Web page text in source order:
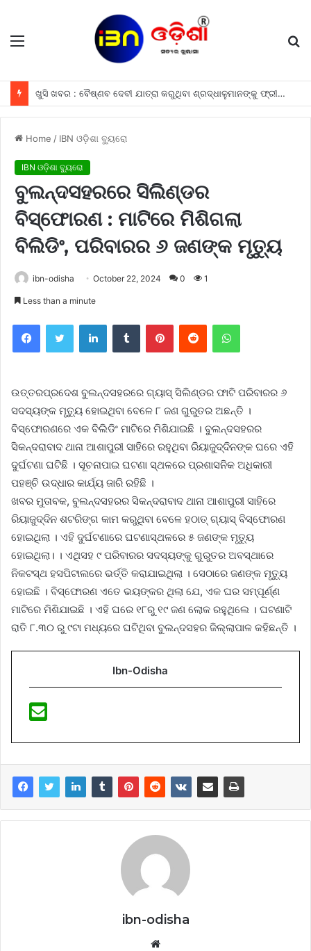
Menu
ଖୁସି ଖବର : ବୈଷ୍ଣବ ଦେବୀ ଯାତ୍ରା କରୁଥିବା ଶ୍ରଦ୍ଧାଳୁମାନଙ୍କୁ ଫ୍ରୀରେ ମିଳିବ ଏହି ସବୁ ଖାସ ସୁବିଧା ଗୁଡିକ
Home / IBN ଓଡ଼ିଶା ବ୍ୟୁରୋ
IBN ଓଡ଼ିଶା ବ୍ୟୁରୋ
ବୁଲନ୍ଦସହରରେ ସିଲିଣ୍ଡର
ବିସ୍ଫୋରଣ : ମାଟିରେ ମିଶିଗଲା
ବିଲିଡିଂ, ପରିବାରର ୬ ଜଣଙ୍କ ମୃତ୍ୟୁ
ibn-odisha October 22, 2024 0 1
Less than a minute
FacebookTwitter LinkedInTumblr PinterestReddit WhatsApp
ଉତ୍ତରପ୍ରଦେଶ ବୁଲନ୍ଦସହରରେ ଗ୍ୟାସ୍ ସିଲିଣ୍ଡର ଫାଟି ପରିବାରର ୬
ସଦସ୍ୟଙ୍କ ମୃତ୍ୟୁ ହୋଇଥିବା ବେଳେ ୮ ଜଣ ଗୁରୁତର ଅଛନ୍ତି ।
ବିସ୍ଫୋରଣରେ ଏକ ବିଲିଡିଂ ମାଟିରେ ମିଶିଯାଇଛି । ବୁଲନ୍ଦସହରର
ସିକନ୍ଦରାବାଦ ଥାନା ଆଶାପୁରୀ ସାହିରେ ରହୁଥିବା ରିୟାଜୁଦ୍ଦିନଙ୍କ ଘରେ ଏହି
ଦୁର୍ଘଟଣା ଘଟିଛି । ସୂଚନାପାଇ ଘଟଣା ସ୍ଥଳରେ ପ୍ରଶାସନିକ ଅଧିକାରୀ
ପହଞ୍ଚି ଉଦ୍ଧାର କାର୍ଯ୍ୟ ଜାରି ରହିଛି ।
ଖବର ମୁତାବକ, ବୁଲନ୍ଦସହରର ସିକନ୍ଦରାବାଦ ଥାନା ଆଶାପୁରୀ ସାହିରେ
ରିୟାଜୁଦ୍ଦିନ ଶଟରିଙ୍ଗ କାମ କରୁଥିବା ବେଳେ ହଠାତ୍ ଗ୍ୟାସ୍ ବିସ୍ଫୋରଣ
ହୋଇଥିଲା । ଏହି ଦୁର୍ଘଟଣାରେ ଘଟଣାସ୍ଥଳରେ ୫ ଜଣଙ୍କ ମୃତ୍ୟୁ
ହୋଇଥିଲା। । ଏଥିସହ ୯ ପରିବାରର ସଦସ୍ୟଙ୍କୁ ଗୁରୁତର ଅବସ୍ଥାରେ
ନିକଟସ୍ଥ ହସପିଟାଲରେ ଭର୍ତ୍ତି କରାଯାଇଥିଲା । ସେଠାରେ ଜଣଙ୍କ ମୃତ୍ୟୁ
ହୋଇଛି । ବିସ୍ଫୋରଣ ଏତେ ଭୟଙ୍କର ଥିଲା ଯେ, ଏକ ଘର ସମ୍ପୂର୍ଣ୍ଣ
ମାଟିରେ ମିଶିଯାଇଛି । ଏହି ଘରେ ୧୮ରୁ ୧୯ ଜଣ ଲୋକ ରହୁଥିଲେ । ଘଟଣାଟି
ରାତି ୮.୩୦ ରୁ ୯ଟା ମଧ୍ୟରେ ଘଟିଥିବା ବୁଲନ୍ଦସହର ଜିଲ୍ଲାପାଳ କହିଛନ୍ତି ।
Ibn-Odisha
ibn-odisha
Website